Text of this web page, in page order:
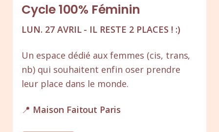
Cycle 100% Féminin
LUN. 27 AVRIL - IL RESTE 2 PLACES ! :)
Un espace dédié aux femmes (cis, trans,
nb) qui souhaitent enfin oser prendre
leur place dans le monde.
📍 Maison Faitout Paris